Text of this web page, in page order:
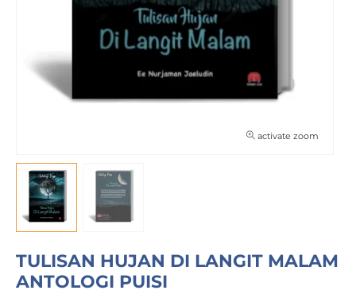
activate zoom
TULISAN HUJAN DI LANGIT MALAM
ANTOLOGI PUISI